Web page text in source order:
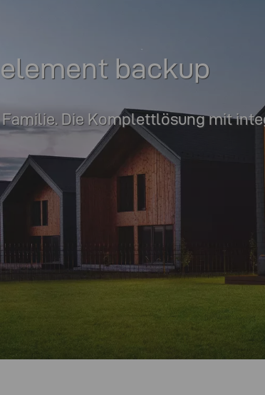
backup
Familie. Die Komplettlösung mit